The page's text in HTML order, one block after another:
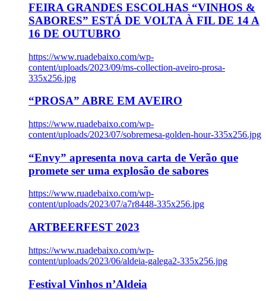
FEIRA GRANDES ESCOLHAS “VINHOS &
SABORES” ESTÁ DE VOLTA À FIL DE 14 A
16 DE OUTUBRO
https://www.ruadebaixo.com/wp-
content/uploads/2023/09/ms-collection-aveiro-prosa-
335x256.jpg
“PROSA” ABRE EM AVEIRO
https://www.ruadebaixo.com/wp-
content/uploads/2023/07/sobremesa-golden-hour-335x256.jpg
“Envy” apresenta nova carta de Verão que
promete ser uma explosão de sabores
https://www.ruadebaixo.com/wp-
content/uploads/2023/07/a7r8448-335x256.jpg
ARTBEERFEST 2023
https://www.ruadebaixo.com/wp-
content/uploads/2023/06/aldeia-galega2-335x256.jpg
Festival Vinhos n’Aldeia